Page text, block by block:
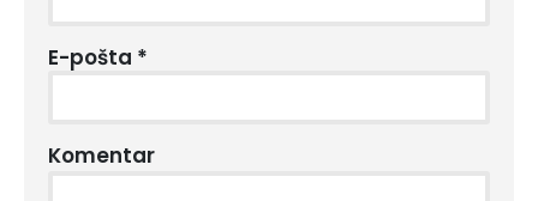
E-pošta *
Komentar